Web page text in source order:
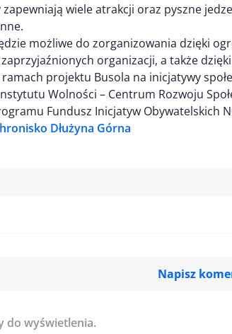
wiele atrakcji oraz pyszne
możliwe do zorganizowania dzięki
organizacji, a także
projektu Busola na inicjatywy
Wolności – Centrum Rozwoju
Fundusz Inicjatyw Obywatelskich
Dłużyna Górna
Napisz
Imię/ Nick*
do wyświetlenia.